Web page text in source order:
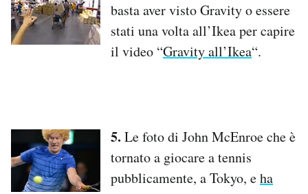
basta aver visto Gravity o essere
stati una volta all’Ikea per capire
il video “Gravity all’Ikea“.
5. Le foto di John McEnroe che è
tornato a giocare a tennis
pubblicamente, a Tokyo, eha